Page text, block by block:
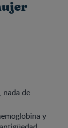
nada de
y